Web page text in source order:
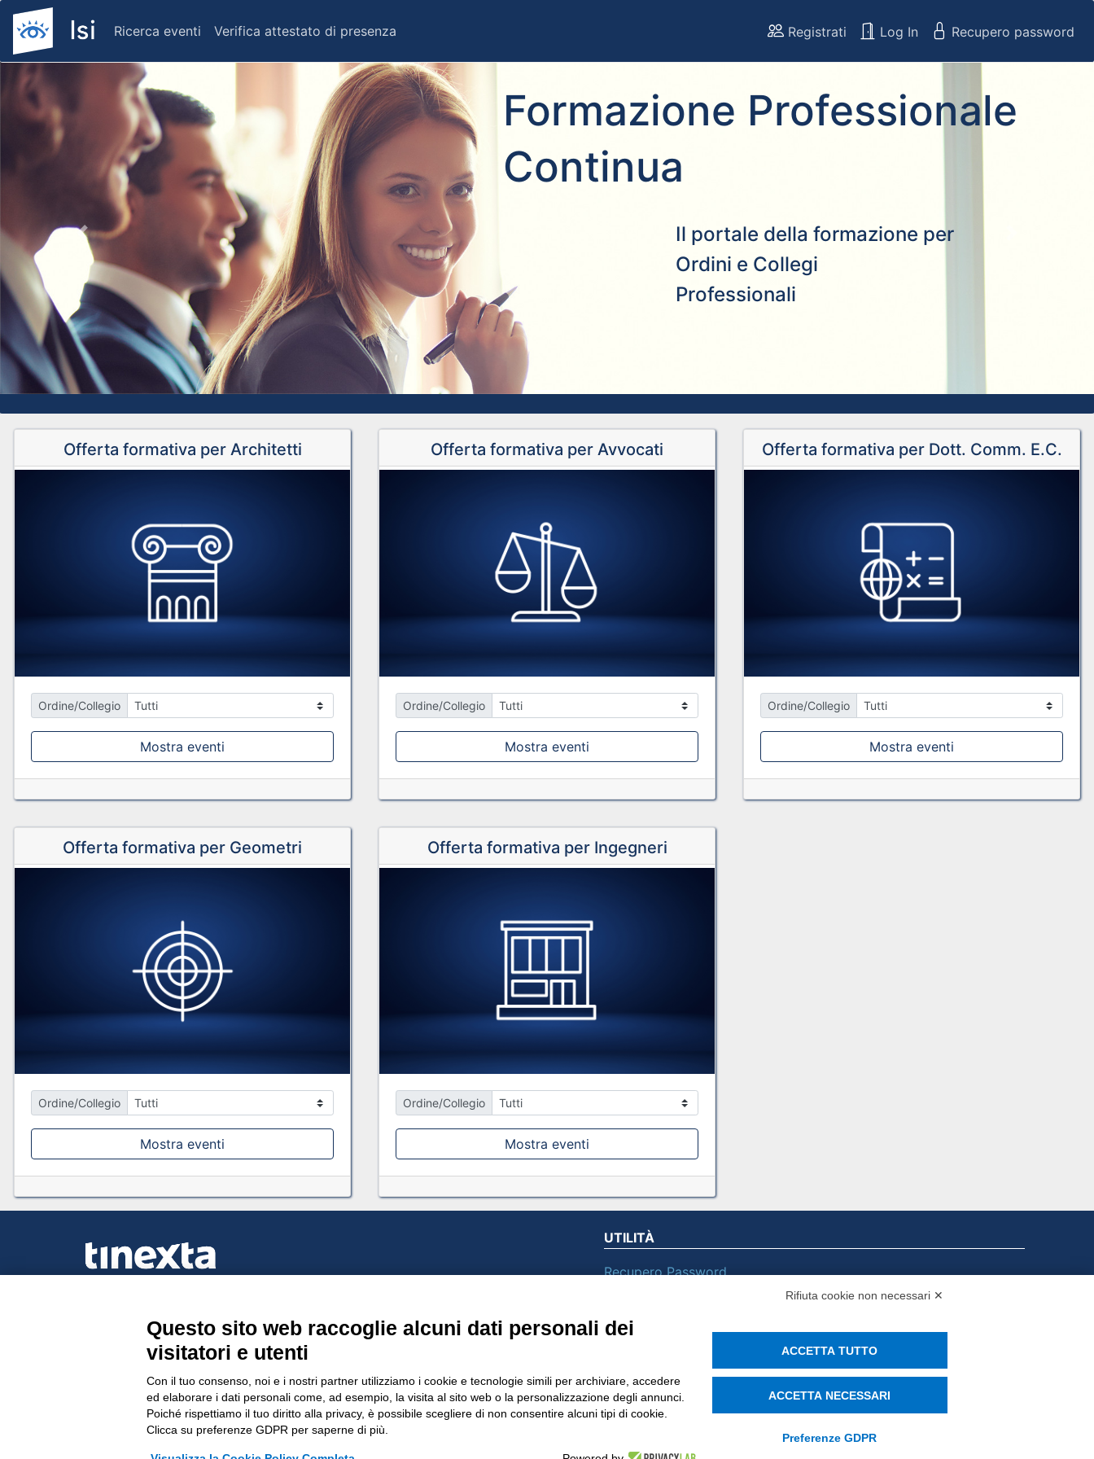
Ricerca eventi Verifica attestato di presenza Registrati Log In Recupero password
Formazione Professionale
Continua
Il portale della formazione per
Ordini e Collegi
Professionali
Previous
Offerta formativa per Architetti
Ordine/Collegio
Mostra eventi
Offerta formativa per Avvocati
Ordine/Collegio
Mostra eventi
Offerta formativa per Dott. Comm. E.C.
Ordine/Collegio
Mostra eventi
Offerta formativa per Geometri
Ordine/Collegio
Mostra eventi
Offerta formativa per Ingegneri
Ordine/Collegio
Mostra eventi
Tinexta Visura SpA
Piazzale Flaminio 1/b, 00196 Roma, Italia Società con Socio
Società soggetta alla direzione e coordinamento di Tinexta SpA
P.IVA 05338771008 REA n. 877679
UTILITÀ
Recupero Password
POLICIES AND TERMS
Rifiuta cookie non necessari ✕
Questo sito web raccoglie alcuni dati personali dei
visitatori e utenti
Con il tuo consenso, noi e i nostri partner utilizziamo i cookie e tecnologie simili per archiviare, accedere
ed elaborare i dati personali come, ad esempio, la visita al sito web o la personalizzazione degli annunci.
Poiché rispettiamo il tuo diritto alla privacy, è possibile scegliere di non consentire alcuni tipi di cookie.
Clicca su preferenze GDPR per saperne di più.
ACCETTA TUTTO
ACCETTA NECESSARI
Preferenze GDPR